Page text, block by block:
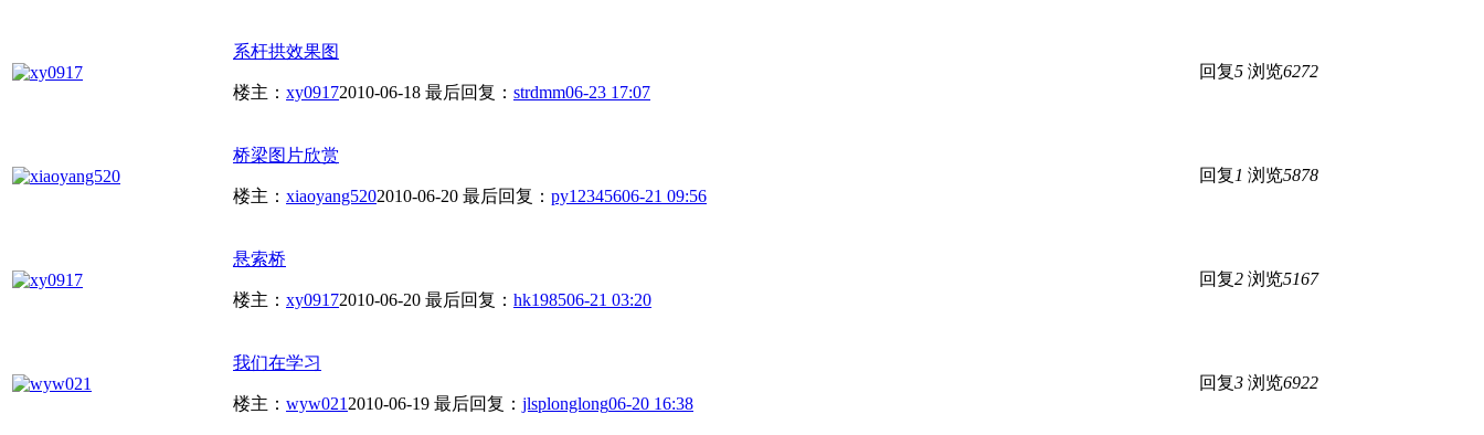
系杆拱效果图
楼主： xy09172010-06-18 最后回复： strdmm06-23 17:07
回复5 浏览6272
桥梁图片欣赏
楼主： xiaoyang5202010-06-20 最后回复： py12345606-21 09:56
回复1 浏览5878
悬索桥
楼主： xy09172010-06-20 最后回复： hk198506-21 03:20
回复2 浏览5167
我们在学习
楼主： wyw0212010-06-19 最后回复： jlsplonglong06-20 16:38
回复3 浏览6922